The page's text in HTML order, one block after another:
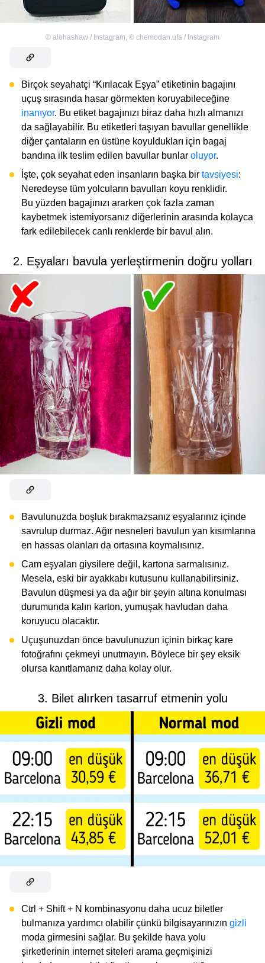
© alohashaw / Instagram, © chemodan.ufa / Instagram
Birçok seyahatçi “Kırılacak Eşya” etiketinin bagajını
uçuş sırasında hasar görmekten koruyabileceğine
inanıyor. Bu etiket bagajınızı biraz daha hızlı almanızı
da sağlayabilir. Bu etiketleri taşıyan bavullar genellikle
diğer çantaların en üstüne koyuldukları için bagaj
bandına ilk teslim edilen bavullar bunlar oluyor.
İşte, çok seyahat eden insanların başka bir tavsiyesi:
Neredeyse tüm yolcuların bavulları koyu renklidir.
Bu yüzden bagajınızı ararken çok fazla zaman
kaybetmek istemiyorsanız diğerlerinin arasında kolayca
fark edilebilecek canlı renklerde bir bavul alın.
2. Eşyaları bavula yerleştirmenin doğru yolları
Bavulunuzda boşluk bırakmazsanız eşyalarınız içinde
savrulup durmaz. Ağır nesneleri bavulun yan kısımlarına
en hassas olanları da ortasına koymalısınız.
Cam eşyaları giysilere değil, kartona sarmalısınız.
Mesela, eski bir ayakkabı kutusunu kullanabilirsiniz.
Bavulun düşmesi ya da ağır bir şeyin altına konulması
durumunda kalın karton, yumuşak havludan daha
koruyucu olacaktır.
Uçuşunuzdan önce bavulunuzun içinin birkaç kare
fotoğrafını çekmeyi unutmayın. Böylece bir şey eksik
olursa kanıtlamanız daha kolay olur.
3. Bilet alırken tasarruf etmenin yolu
Ctrl + Shift + N kombinasyonu daha ucuz biletler
bulmanıza yardımcı olabilir çünkü bilgisayarınızın gizli
moda girmesini sağlar. Bu şekilde hava yolu
şirketlerinin internet siteleri arama geçmişinizi